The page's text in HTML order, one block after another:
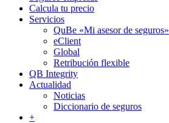
Calcula tu precio
Servicios
QuBe «Mi asesor de seguros»
eClient
Global
Retribución flexible
QB Integrity
Actualidad
Noticias
Diccionario de seguros
+